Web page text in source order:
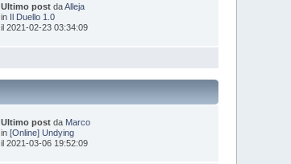
Ultimo postdaAlleja
in Il Duello 1.0
il 2021-02-23 03:34:09
Ultimo postda Marco
in [Online] Undying
il 2021-03-06 19:52:09